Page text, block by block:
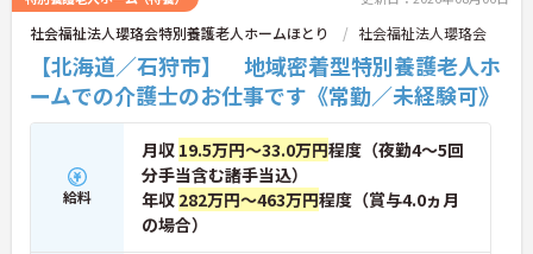
社会福祉法人瓔珞会特別養護老人ホームほとり 社会福祉法人瓔珞会
【北海道／石狩市】 地域密着型特別養護老人ホ
ームでの介護士のお仕事です《常勤／未経験可》
給料
月収 19.5万円～33.0万円程度（夜勤4～5回
分手当含む諸手当込）
年収 282万円～463万円程度（賞与4.0ヵ月
の場合）